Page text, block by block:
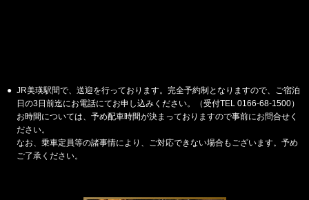
● JR美瑛駅間で、送迎を行っております。完全予約制となりますので、ご宿泊
日の3日前迄にお電話にてお申し込みください。（受付TEL 0166-68-1500）
お時間については、予め配車時間が決まっておりますので事前にお問合せく
ださい。
なお、乗車定員等の諸事情により、ご対応できない場合もございます。予め
ご了承ください。